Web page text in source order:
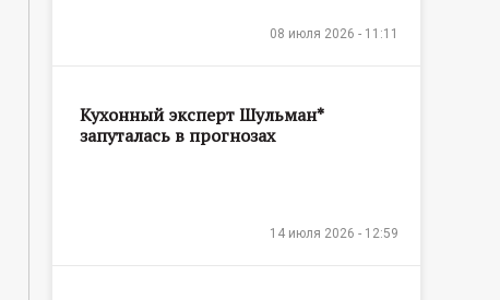
08 июля 2026 - 11:11
Кухонный эксперт Шульман*
запуталась в прогнозах
14 июля 2026 - 12:59